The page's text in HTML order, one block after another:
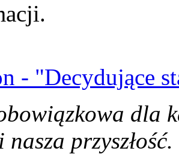
- "Decydujące
dla
przyszłość.